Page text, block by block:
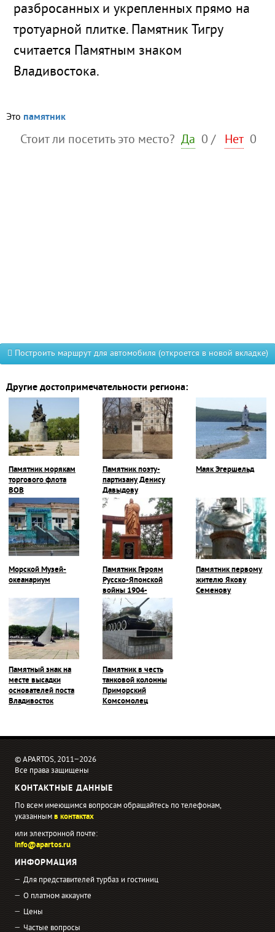
разбросанных и укрепленных прямо на
тротуарной плитке. Памятник Тигру
считается Памятным знаком
Владивостока.
Это памятник
Стоит ли посетить это место? Да 0 / Нет 0
Построить маршрут для автомобиля (откроется в новой вкладке)
Другие достопримечательности региона:
Памятник морякам
торгового флота
ВОВ
Памятник поэту-
партизану Денису
Давыдову
Маяк Эгершельд
Морской Музей-
океанариум
Памятник Героям
Русско-Японской
войны 1904-
1905г.г.
Памятник первому
жителю Якову
Семенову
Памятный знак на
месте высадки
основателей поста
Владивосток
Памятник в честь
танковой колонны
Приморский
Комсомолец
© APARTOS, 2011−2026
Все права защищены
КОНТАКТНЫЕ ДАННЫЕ
По всем имеющимся вопросам обращайтесь по телефонам,
указаннымв контактах
или электронной почте:
info@apartos.ru
ИНФОРМАЦИЯ
Для представителей турбаз и гостиниц
О платном аккаунте
Цены
Частые вопросы